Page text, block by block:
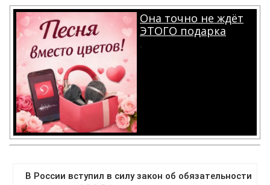
Она точно не ждёт
ЭТОГО подарка
.